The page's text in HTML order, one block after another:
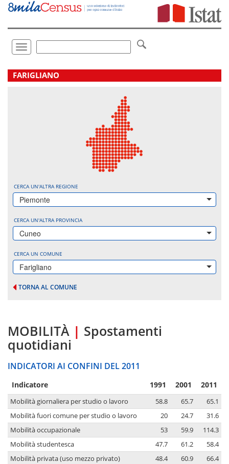
Vai
direttamente
Toggle
navigation
.
FARIGLIANO
CERCA UN'ALTRA REGIONE
Piemonte
CERCA UN'ALTRA PROVINCIA
Cuneo
CERCA UN COMUNE
Farigliano
TORNA AL COMUNE
MOBILITÀ | Spostamenti
quotidiani
INDICATORI AI CONFINI DEL 2011
Indicatore 1991 2001 2011
Mobilità giornaliera per studio o lavoro 58.8 65.7
65.1
Mobilità fuori comune per studio o lavoro
20 24.7
31.6
Mobilità occupazionale
53 59.9
114.3
Mobilità studentesca
47.7 61.2
58.4
Mobilità privata (uso mezzo privato)
48.4 60.9
66.4